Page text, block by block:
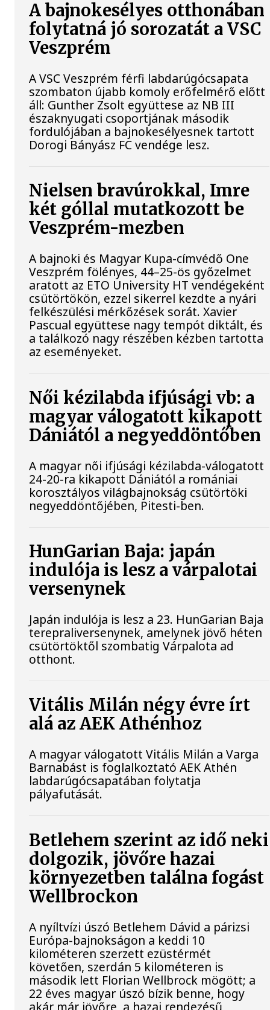
A bajnokesélyes otthonában
folytatná jó sorozatát a VSC
Veszprém
A VSC Veszprém férfi labdarúgócsapata
szombaton újabb komoly erőfelmérő előtt
áll: Gunther Zsolt együttese az NB III
északnyugati csoportjának második
fordulójában a bajnokesélyesnek tartott
Dorogi Bányász FC vendége lesz.
Nielsen bravúrokkal, Imre
két góllal mutatkozott be
Veszprém-mezben
A bajnoki és Magyar Kupa-címvédő One
Veszprém fölényes, 44–25-ös győzelmet
aratott az ETO University HT vendégeként
csütörtökön, ezzel sikerrel kezdte a nyári
felkészülési mérkőzések sorát. Xavier
Pascual együttese nagy tempót diktált, és
a találkozó nagy részében kézben tartotta
az eseményeket.
Női kézilabda ifjúsági vb: a
magyar válogatott kikapott
Dániától a negyeddöntőben
A magyar női ifjúsági kézilabda-válogatott
24-20-ra kikapott Dániától a romániai
korosztályos világbajnokság csütörtöki
negyeddöntőjében, Pitesti-ben.
HunGarian Baja: japán
indulója is lesz a várpalotai
versenynek
Japán indulója is lesz a 23. HunGarian Baja
terepraliversenynek, amelynek jövő héten
csütörtöktől szombatig Várpalota ad
otthont.
Vitális Milán négy évre írt
alá az AEK Athénhoz
A magyar válogatott Vitális Milán a Varga
Barnabást is foglalkoztató AEK Athén
labdarúgócsapatában folytatja
pályafutását.
Betlehem szerint az idő neki
dolgozik, jövőre hazai
környezetben találna fogást
Wellbrockon
A nyíltvízi úszó Betlehem Dávid a párizsi
Európa-bajnokságon a keddi 10
kilométeren szerzett ezüstérmét
követően, szerdán 5 kilométeren is
második lett Florian Wellbrock mögött; a
22 éves magyar úszó bízik benne, hogy
akár már jövőre, a hazai rendezésű